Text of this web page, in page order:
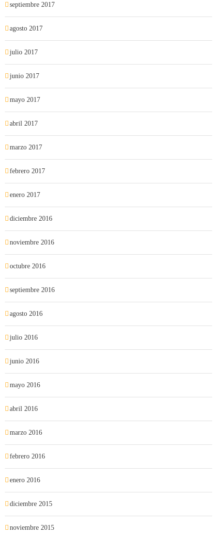
septiembre 2017
agosto 2017
julio 2017
junio 2017
mayo 2017
abril 2017
marzo 2017
febrero 2017
enero 2017
diciembre 2016
noviembre 2016
octubre 2016
septiembre 2016
agosto 2016
julio 2016
junio 2016
mayo 2016
abril 2016
marzo 2016
febrero 2016
enero 2016
diciembre 2015
noviembre 2015